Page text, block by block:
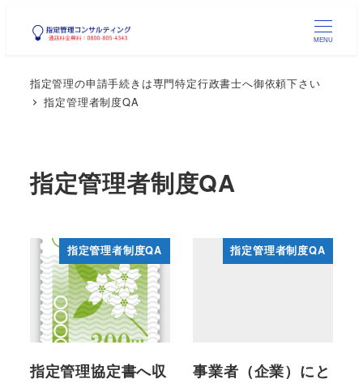
MENU
指定管理の申請手続きは専門特定行政書士へ御依頼下さい
指定管理者制度QA
指定管理者制度QA
指定管理者制度QA
指定管理協定書へ収
指定管理者制度QA
事業者（企業）にと